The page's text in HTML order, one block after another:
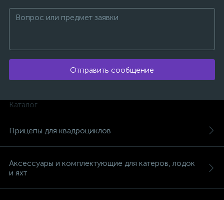
Отправить сообщение
Каталог
Прицепы для квадроциклов
Аксессуары и комплектующие для катеров, лодок
и яхт